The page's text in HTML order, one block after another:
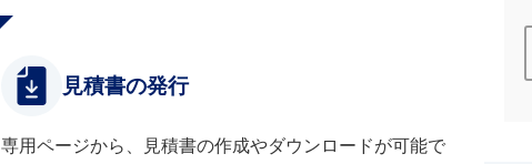
見積書の発行
専用ページから、見積書の作成やダウンロードが可能で